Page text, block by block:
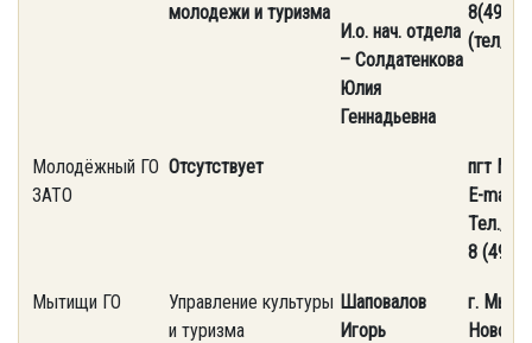
молодежи и туризма
И.о. нач. отдела
– Солдатенкова
Юлия
Геннадьевна
8(496-
(тел/
Молодёжный ГО
ЗАТО
Отсутствует
пгт
E-mail:
Тел./
8
Мытищи ГО
Управление культуры
и туризма
Шаповалов
Игорь
г.